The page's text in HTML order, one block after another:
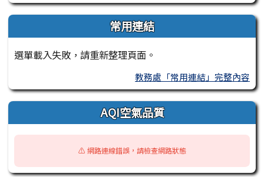
常用連結
選單載入失敗，請重新整理頁面。
教務處「常用連結」完整內容
AQI空氣品質
⚠️ 網路連線錯誤，請檢查網路狀態